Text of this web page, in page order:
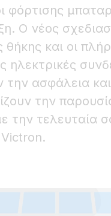
φόρτισης
Ο νέος
θήκης και οι
ηλεκτρικές
την ασφάλεια και
την
την τελευταία